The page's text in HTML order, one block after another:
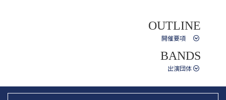
OUTLINE
開催要項
BANDS
出演団体